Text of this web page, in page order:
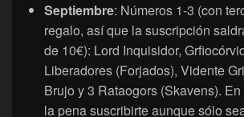
Septiembre: Números 1-3 (con
regalo, así que la suscripción
de 10€): Lord Inquisidor,
Liberadores (Forjados), Vidente
Brujo y 3 Rataogors (Skavens).
la pena suscribirte aunque sólo